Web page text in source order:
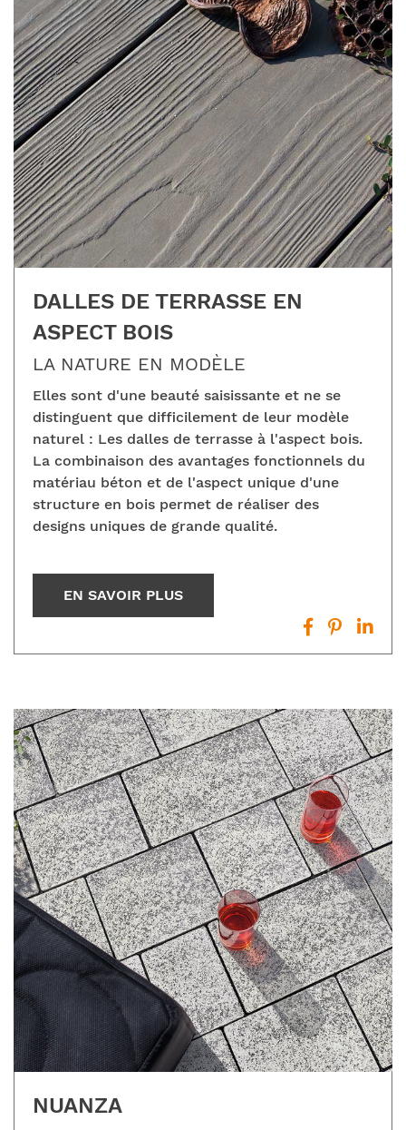
DALLES DE TERRASSE EN
ASPECT BOIS
LA NATURE EN MODÈLE
Elles sont d'une beauté saisissante et ne se
distinguent que difficilement de leur modèle
naturel : Les dalles de terrasse à l'aspect bois.
La combinaison des avantages fonctionnels du
matériau béton et de l'aspect unique d'une
structure en bois permet de réaliser des
designs uniques de grande qualité.
EN SAVOIR PLUS
NUANZA